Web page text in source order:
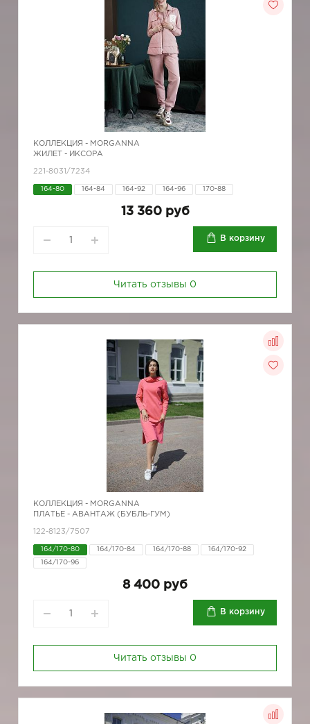
КОЛЛЕКЦИЯ - MORGANNA
ЖИЛЕТ - ИКСОРА
221-8031/7234
164-80 164-84 164-92 164-96 170-88
13 360 руб
В корзину
Читать отзывы 0
КОЛЛЕКЦИЯ - MORGANNA
ПЛАТЬЕ - АВАНТАЖ (БУБЛЬ-ГУМ)
122-8123/7507
164/170-80 164/170-84 164/170-88 164/170-92
164/170-96
8 400 руб
В корзину
Читать отзывы 0